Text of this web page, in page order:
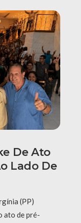
De Ato
Lado De
(PP)
ato de pré-